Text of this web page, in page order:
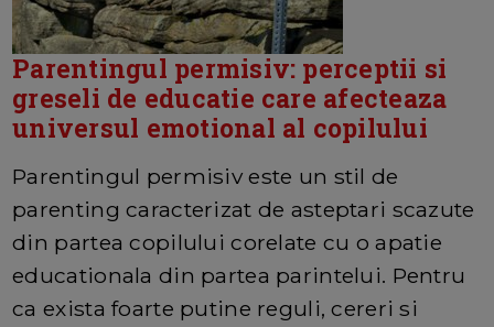
Parentingul permisiv: perceptii si
greseli de educatie care afecteaza
universul emotional al copilului
Parentingul permisiv este un stil de
parenting caracterizat de asteptari scazute
din partea copilului corelate cu o apatie
educationala din partea parintelui. Pentru
ca exista foarte putine reguli, cereri si